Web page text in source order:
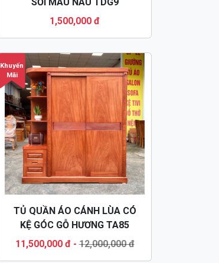
1,500,000 đ
Khuyến
Mãi
TỦ QUẦN ÁO CÁNH LÙA CÓ
KỆ GÓC GỖ HƯƠNG TA85
11,500,000 đ-12,000,000 đ